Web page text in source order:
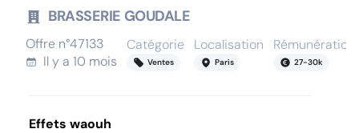
BRASSERIE GOUDALE
Offre n°47133
Il y a 10 mois
Catégorie
Ventes
Localisation
Paris
Rémunération
27-30k
Effets waouh